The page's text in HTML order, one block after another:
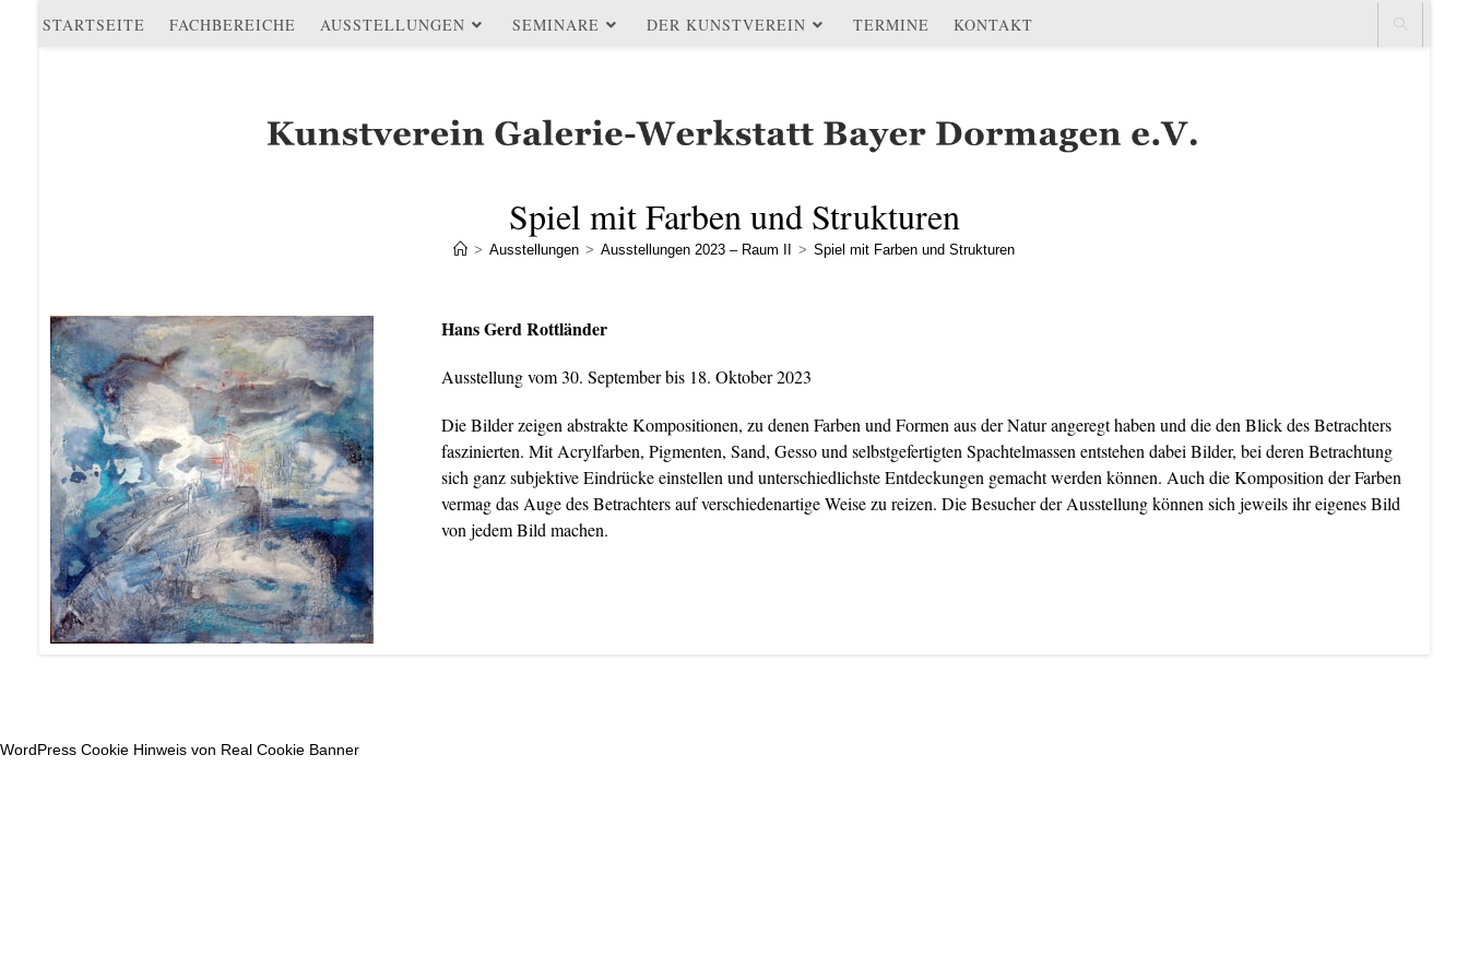
STARTSEITE FACHBEREICHE AUSSTELLUNGEN SEMINARE DER KUNSTVEREIN TERMINE KONTAKT
Spiel mit Farben und Strukturen
> Ausstellungen > Ausstellungen 2023 – Raum II > Spiel mit Farben und Strukturen
Hans Gerd Rottländer
Ausstellung vom 30. September bis 18. Oktober 2023
Die Bilder zeigen abstrakte Kompositionen, zu denen Farben und Formen aus der Natur angeregt haben und die den Blick des Betrachters
faszinierten. Mit Acrylfarben, Pigmenten, Sand, Gesso und selbstgefertigten Spachtelmassen entstehen dabei Bilder, bei deren Betrachtung
sich ganz subjektive Eindrücke einstellen und unterschiedlichste Entdeckungen gemacht werden können. Auch die Komposition der Farben
vermag das Auge des Betrachters auf verschiedenartige Weise zu reizen. Die Besucher der Ausstellung können sich jeweils ihr eigenes Bild
von jedem Bild machen.
WordPress Cookie Hinweis von Real Cookie Banner